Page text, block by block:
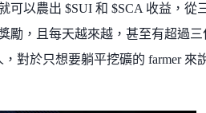
可以農出 $SUI 和 $SCA 收益，從
勵，且每天越來越，甚至有超過三
對於只想要躺平挖礦的 farmer 來